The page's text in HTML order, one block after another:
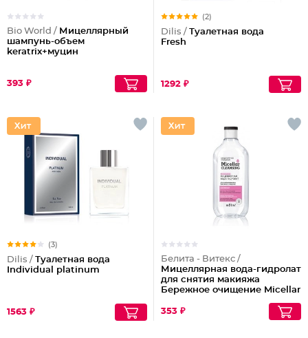
Bio World / Мицеллярный
шампунь-объем
keratrix+муцин
393 ₽
(2)
Dilis / Туалетная вода
Fresh
1292 ₽
(3)
Dilis / Туалетная вода
Individual platinum
1563 ₽
Белита - Витекс /
Мицеллярная вода-гидролат
для снятия макияжа
Бережное очищение Micellar
353 ₽